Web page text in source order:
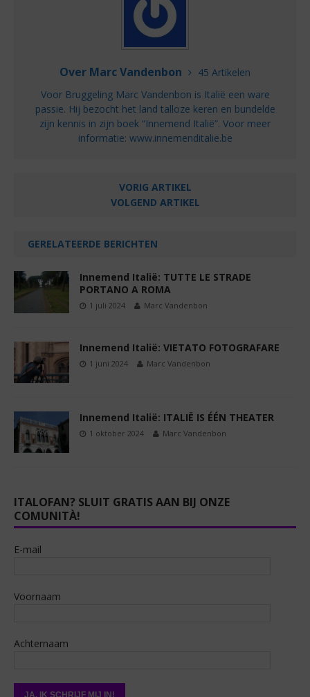
Over Marc Vandenbon
45 Artikelen
Voor Bruggeling Marc Vandenbon is Italië een ware
passie. Hij bezocht het land talloze keren en bundelde
zijn kennis in zijn boek “Innemend Italië”. Voor meer
informatie: www.innemenditalie.be
VORIG ARTIKEL
VOLGEND ARTIKEL
GERELATEERDE BERICHTEN
Innemend Italië: TUTTE LE STRADE
PORTANO A ROMA
1 juli 2024 Marc Vandenbon
Innemend Italië: VIETATO FOTOGRAFARE
1 juni 2024 Marc Vandenbon
Innemend Italië: ITALIË IS ÉÉN THEATER
1 oktober 2024 Marc Vandenbon
ITALOFAN? SLUIT GRATIS AAN BIJ ONZE
COMUNITÀ!
E-mail
Voornaam
Achternaam